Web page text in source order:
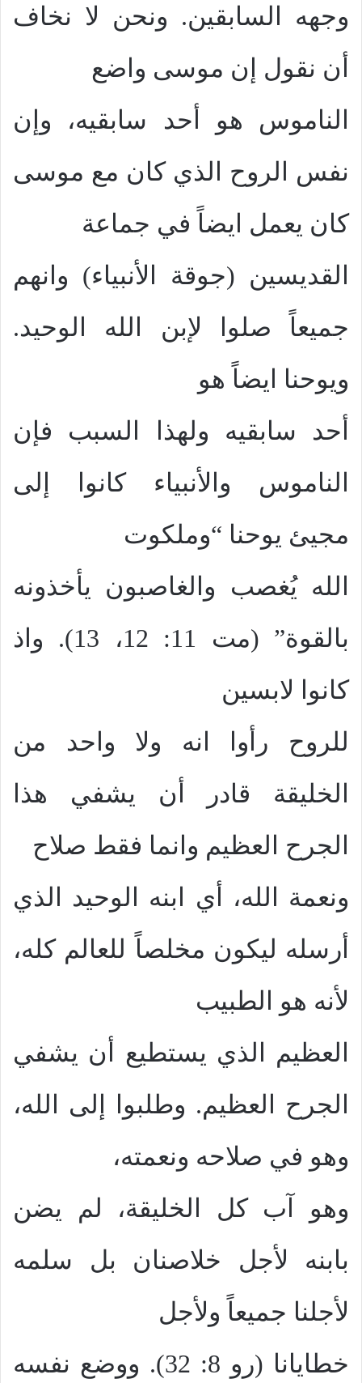
وجهه السابقين. ونحن لا نخاف
أن نقول إن موسى واضع
الناموس هو أحد سابقيه، وإن
نفس الروح الذي كان مع موسى
كان يعمل ايضاً في جماعة
القديسين (جوقة الأنبياء) وانهم
جميعاً صلوا لإبن الله الوحيد.
ويوحنا ايضاً هو
أحد سابقيه ولهذا السبب فإن
الناموس والأنبياء كانوا إلى
مجيئ يوحنا “وملكوت
الله يُغصب والغاصبون يأخذونه
بالقوة” (مت 11: 12، 13). واذ
كانوا لابسين
للروح رأوا انه ولا واحد من
الخليقة قادر أن يشفي هذا
الجرح العظيم وانما فقط صلاح
ونعمة الله، أي ابنه الوحيد الذي
أرسله ليكون مخلصاً للعالم كله،
لأنه هو الطبيب
العظيم الذي يستطيع أن يشفي
الجرح العظيم. وطلبوا إلى الله،
وهو في صلاحه ونعمته،
وهو آب كل الخليقة، لم يضن
بابنه لأجل خلاصنان بل سلمه
لأجلنا جميعاً ولأجل
خطايانا (رو 8: 32). ووضع نفسه